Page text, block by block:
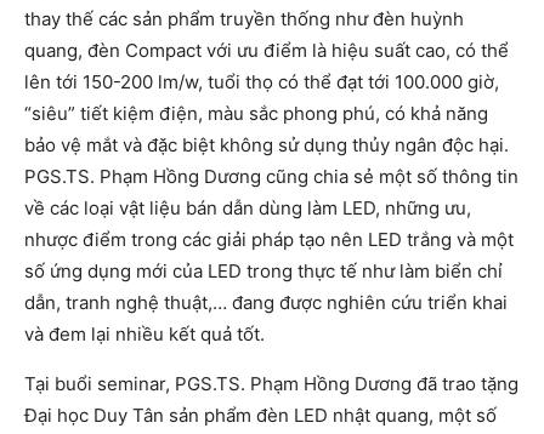
thay thế các sản phẩm truyền thống như đèn huỳnh
quang, đèn Compact với ưu điểm là hiệu suất cao, có thể
lên tới 150-200 lm/w, tuổi thọ có thể đạt tới 100.000 giờ,
“siêu” tiết kiệm điện, màu sắc phong phú, có khả năng
bảo vệ mắt và đặc biệt không sử dụng thủy ngân độc hại.
PGS.TS. Phạm Hồng Dương cũng chia sẻ một số thông tin
về các loại vật liệu bán dẫn dùng làm LED, những ưu,
nhược điểm trong các giải pháp tạo nên LED trắng và một
số ứng dụng mới của LED trong thực tế như làm biển chỉ
dẫn, tranh nghệ thuật,… đang được nghiên cứu triển khai
và đem lại nhiều kết quả tốt.
Tại buổi seminar, PGS.TS. Phạm Hồng Dương đã trao tặng
Đại học Duy Tân sản phẩm đèn LED nhật quang, một số